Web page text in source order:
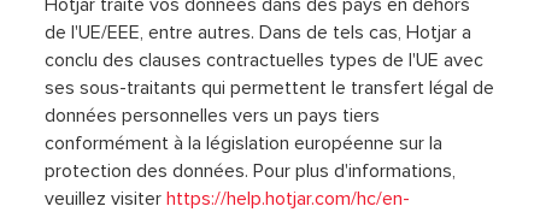
Hotjar traite vos données dans des pays en dehors
de l'UE/EEE, entre autres. Dans de tels cas, Hotjar a
conclu des clauses contractuelles types de l'UE avec
ses sous-traitants qui permettent le transfert légal de
données personnelles vers un pays tiers
conformément à la législation européenne sur la
protection des données. Pour plus d'informations,
veuillez visiterhttps://help.hotjar.com/hc/en-